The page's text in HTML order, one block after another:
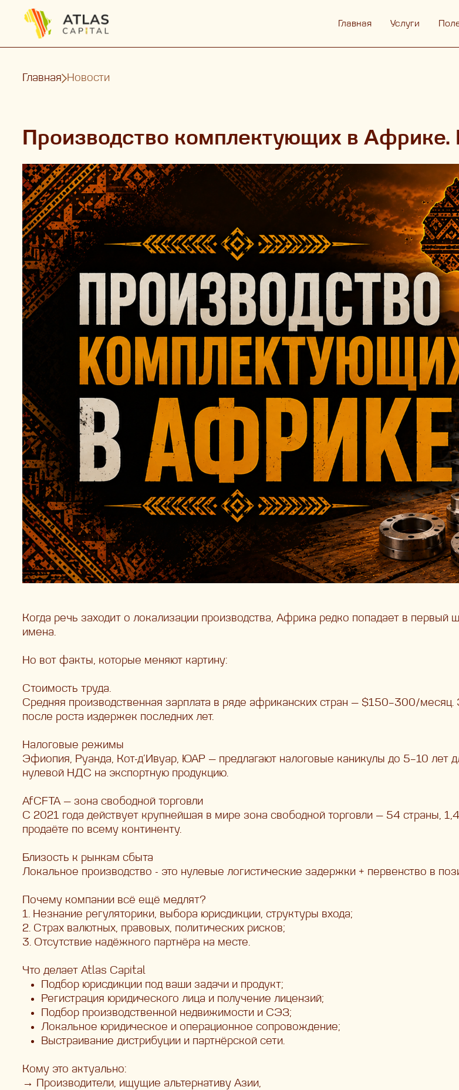
Главная Услуги
Главная Новости
Производство комплектующих в Африке.
Когда речь заходит о локализации производства, Африка редко попадает в
имена.
Но вот факты, которые меняют картину:
Стоимость труда.
Средняя производственная зарплата в ряде африканских стран — $150–300/
после роста издержек последних лет.
Налоговые режимы
Эфиопия, Руанда, Кот-д’Ивуар, ЮАР — предлагают налоговые каникулы до 5–10 лет
нулевой НДС на экспортную продукцию.
AfCFTA — зона свободной торговли
С 2021 года действует крупнейшая в мире зона свободной торговли — 54 страны,
продаёте по всему континенту.
Близость к рынкам сбыта
Локальное производство - это нулевые логистические задержки + первенство в
Почему компании всё ещё медлят?
1. Незнание регуляторики, выбора юрисдикции, структуры входа;
2. Страх валютных, правовых, политических рисков;
3. Отсутствие надёжного партнёра на месте.
Что делает Atlas Capital
Подбор юрисдикции под ваши задачи и продукт;
Регистрация юридического лица и получение лицензий;
Подбор производственной недвижимости и СЭЗ;
Локальное юридическое и операционное сопровождение;
Выстраивание дистрибуции и партнёрской сети.
Кому это актуально:
→ Производители, ищущие альтернативу Азии,